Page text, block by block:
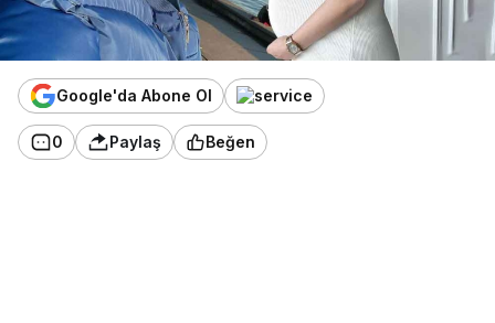
Google'da Abone Ol
0 Paylaş Beğen